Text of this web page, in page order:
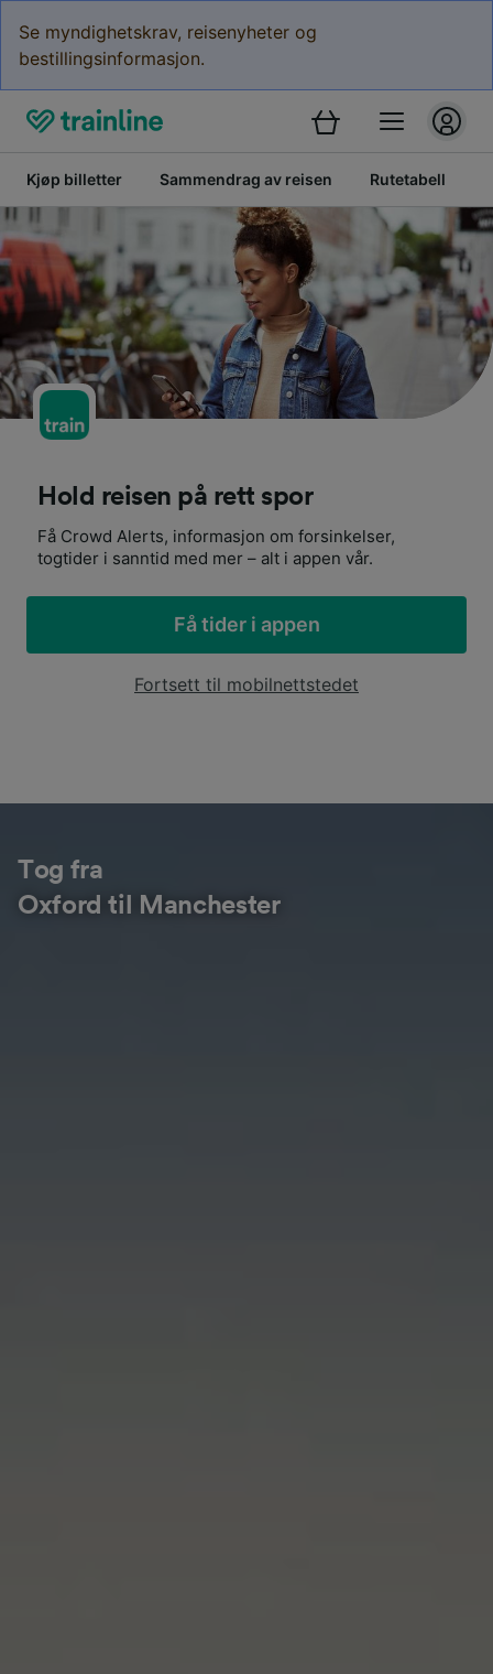
Se myndighetskrav, reisenyheter og
bestillingsinformasjon.
Kjøp billetter Sammendrag av reisen Rutetabell
Hold reisen på rett spor
Få Crowd Alerts, informasjon om forsinkelser,
togtider i sanntid med mer – alt i appen vår.
Få tider i appen
Fortsett til mobilnettstedet
Tog fra
Oxford til Manchester